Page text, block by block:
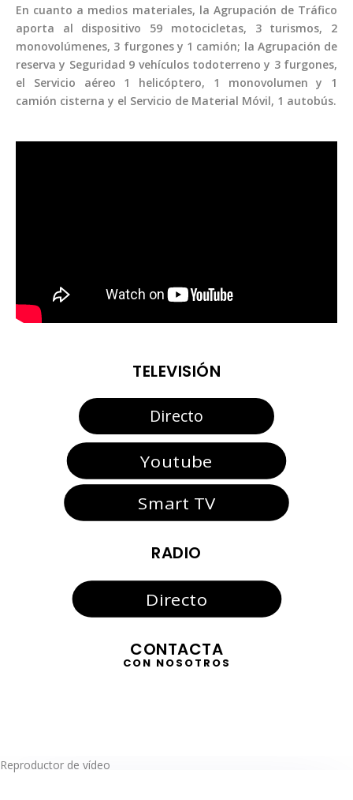
En cuanto a medios materiales, la Agrupación de Tráfico
aporta al dispositivo 59 motocicletas, 3 turismos, 2
monovolúmenes, 3 furgones y 1 camión; la Agrupación de
reserva y Seguridad 9 vehículos todoterreno y 3 furgones,
el Servicio aéreo 1 helicóptero, 1 monovolumen y 1
camión cisterna y el Servicio de Material Móvil, 1 autobús.
TELEVISIÓN
Directo
Youtube
Smart TV
RADIO
Directo
CONTACTA
CON NOSOTROS
Reproductor de vídeo